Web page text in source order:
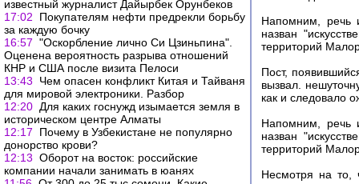
известный журналист Дайырбек Орунбеков
17:02
Покупателям нефти предрекли борьбу
за каждую бочку
16:57 "Оскорбление лично Си Цзиньпина".
Оценена вероятность разрыва отношений
КНР и США после визита Пелоси
13:43
Чем опасен конфликт Китая и Тайваня
для мировой электроники. Разбор
12:20 Для каких госнужд изымается земля в
историческом центре Алматы
12:17
Почему в Узбекистане не популярно
донорство крови?
12:13 Оборот на восток: российские
компании начали занимать в юанях
Напомним, речь
назван
территорий
Пост,
вызвал.
как и следовало
Напомним, речь
назван
территорий
Несмотря на то,